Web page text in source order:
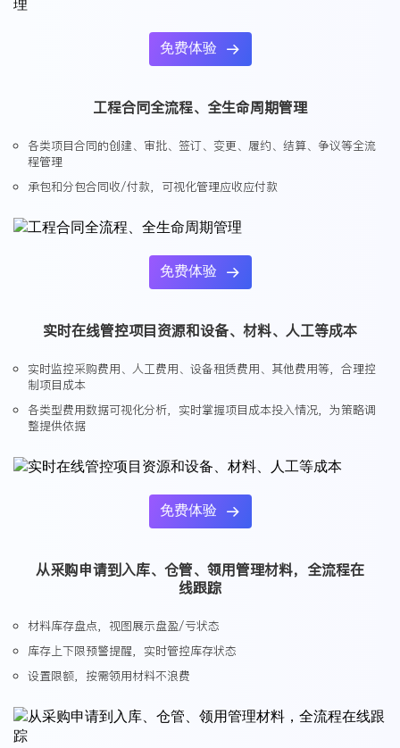
免费体验 
工程合同全流程、全生命周期管理
各类项目合同的创建、审批、签订、变更、履约、结算、争议等全流
程管理
承包和分包合同收/付款，可视化管理应收应付款
免费体验 
实时在线管控项目资源和设备、材料、人工等成本
实时监控采购费用、人工费用、设备租赁费用、其他费用等，合理控
制项目成本
各类型费用数据可视化分析，实时掌握项目成本投入情况，为策略调
整提供依据
免费体验 
从采购申请到入库、仓管、领用管理材料，全流程在
线跟踪
材料库存盘点，视图展示盘盈/亏状态
库存上下限预警提醒，实时管控库存状态
设置限额，按需领用材料不浪费